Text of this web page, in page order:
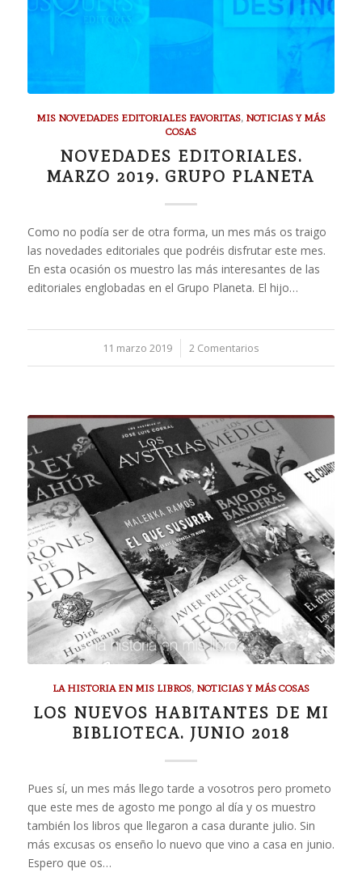
MIS NOVEDADES EDITORIALES FAVORITAS, NOTICIAS Y MÁS
COSAS
NOVEDADES EDITORIALES.
MARZO 2019. GRUPO PLANETA
Como no podía ser de otra forma, un mes más os traigo
las novedades editoriales que podréis disfrutar este mes.
En esta ocasión os muestro las más interesantes de las
editoriales englobadas en el Grupo Planeta. El hijo…
11 marzo 2019
/ 2 Comentarios
LA HISTORIA EN MIS LIBROS, NOTICIAS Y MÁS COSAS
LOS NUEVOS HABITANTES DE MI
BIBLIOTECA. JUNIO 2018
Pues sí, un mes más llego tarde a vosotros pero prometo
que este mes de agosto me pongo al día y os muestro
también los libros que llegaron a casa durante julio. Sin
más excusas os enseño lo nuevo que vino a casa en junio.
Espero que os…